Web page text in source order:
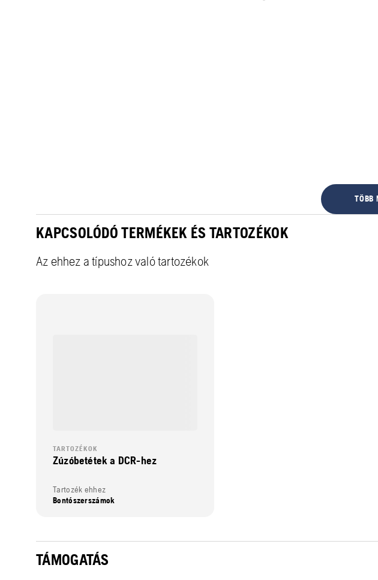
TÖBB
KAPCSOLÓDÓ TERMÉKEK ÉS TARTOZÉKOK
Az ehhez a típushoz való tartozékok
TARTOZÉKOK
Zúzóbetétek a DCR-hez
Tartozék ehhez
Bontószerszámok
TÁMOGATÁS